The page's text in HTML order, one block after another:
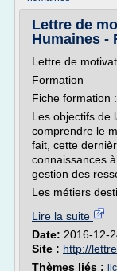
Lettre de
Humaines -
Lettre de
Formation
Fiche formation
Les objectifs de
comprendre le
fait, cette
connaissances
gestion des
Les métiers
Lire la suite
Date: 2016-12-
Site : http://
Thèmes liés :